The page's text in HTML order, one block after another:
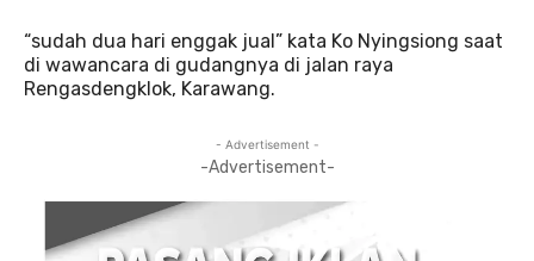
“sudah dua hari enggak jual” kata Ko Nyingsiong saat
di wawancara di gudangnya di jalan raya
Rengasdengklok, Karawang.
- Advertisement -
-Advertisement-